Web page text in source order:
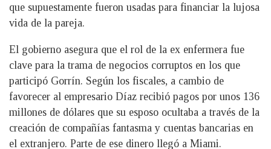
que supuestamente fueron usadas para financiar la lujosa
vida de la pareja.
El gobierno asegura que el rol de la ex enfermera fue
clave para la trama de negocios corruptos en los que
participó Gorrín. Según los fiscales, a cambio de
favorecer al empresario Díaz recibió pagos por unos 136
millones de dólares que su esposo ocultaba a través de la
creación de compañías fantasma y cuentas bancarias en
el extranjero. Parte de ese dinero llegó a Miami.